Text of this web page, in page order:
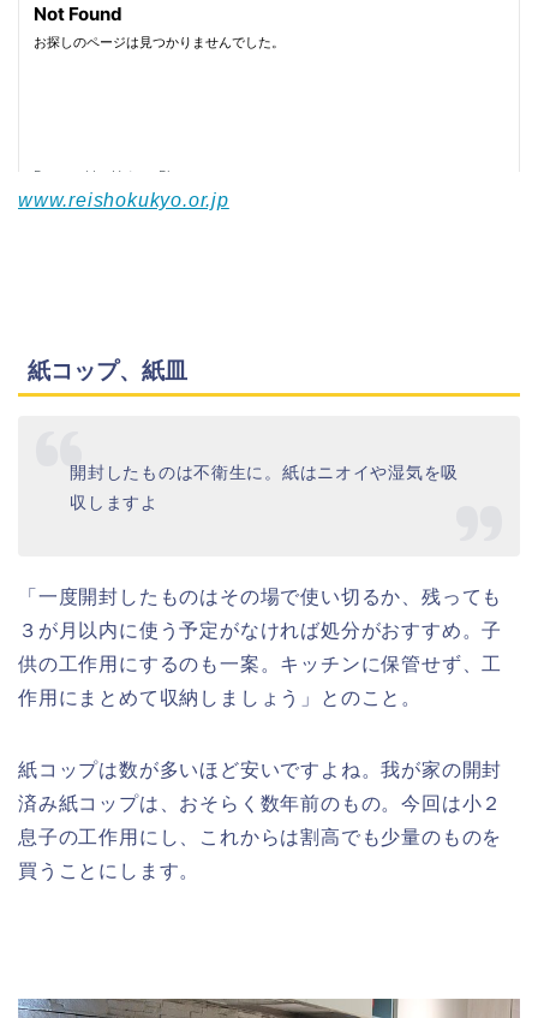
www.reishokukyo.or.jp
紙コップ、紙皿
開封したものは不衛生に。紙はニオイや湿気を吸
収しますよ
「一度開封したものはその場で使い切るか、残っても
３が月以内に使う予定がなければ処分がおすすめ。子
供の工作用にするのも一案。キッチンに保管せず、工
作用にまとめて収納しましょう」とのこと。
紙コップは数が多いほど安いですよね。我が家の開封
済み紙コップは、おそらく数年前のもの。今回は小２
息子の工作用にし、これからは割高でも少量のものを
買うことにします。